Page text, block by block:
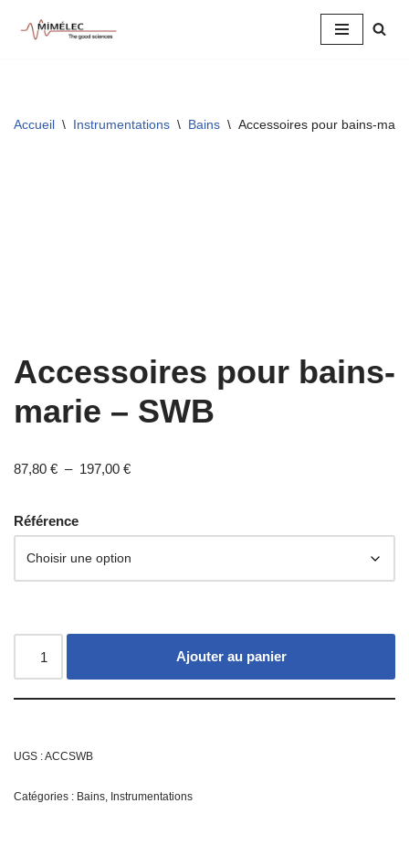
Accueil \ Instrumentations \ Bains \ Accessoires pour bains-
Accessoires pour bains-
marie – SWB
87,80 € – 197,00 €
Référence
Ajouter au panier
UGS :ACCSWB
Catégories : Bains, Instrumentations